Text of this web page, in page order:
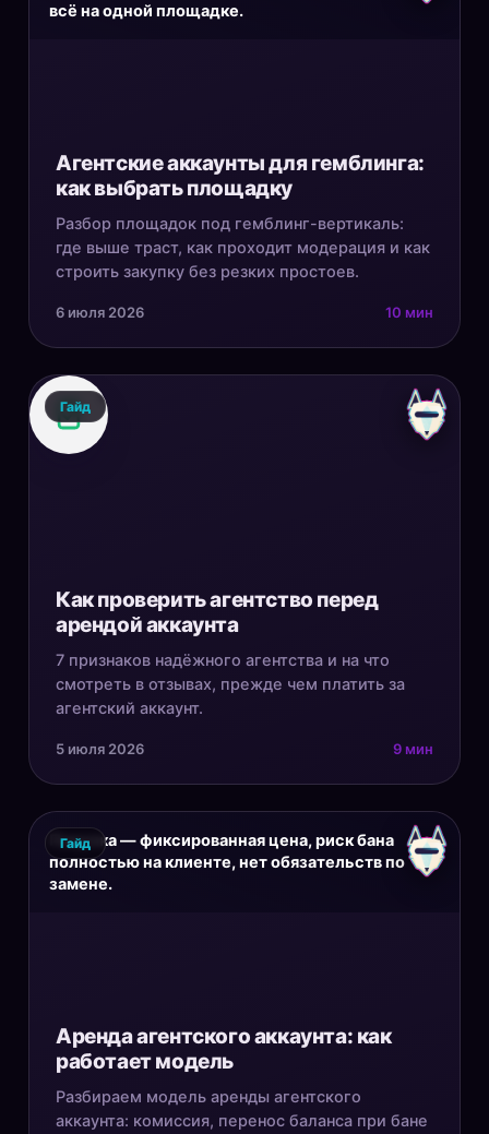
всё на одной площадке.
Агентские аккаунты для гемблинга:
как выбрать площадку
Разбор площадок под гемблинг-вертикаль:
где выше траст, как проходит модерация и как
строить закупку без резких простоев.
6 июля 2026 10 мин
Гайд
Как проверить агентство перед
арендой аккаунта
7 признаков надёжного агентства и на что
смотреть в отзывах, прежде чем платить за
агентский аккаунт.
5 июля 2026 9 мин
Покупка — фиксированная цена, риск бана
полностью на клиенте, нет обязательств по
замене.
Гайд
Аренда агентского аккаунта: как
работает модель
Разбираем модель аренды агентского
аккаунта: комиссия, перенос баланса при бане